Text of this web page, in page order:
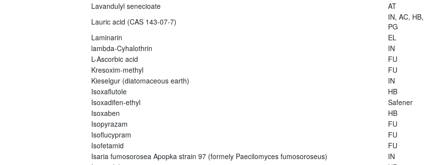
Lavandulyl senecioate
AT
Lauric acid (CAS 143-07-7)
IN, AC, HB,
PG
Laminarin
EL
lambda-Cyhalothrin
IN
L-Ascorbic acid
FU
Kresoxim-methyl
FU
Kieselgur (diatomaceous earth)
IN
Isoxaflutole
HB
Isoxadifen-ethyl
Safener
Isoxaben
HB
Isopyrazam
FU
Isoflucypram
FU
Isofetamid
FU
Isaria fumosorosea Apopka strain 97 (formely Paecilomyces fumosoroseus)
IN